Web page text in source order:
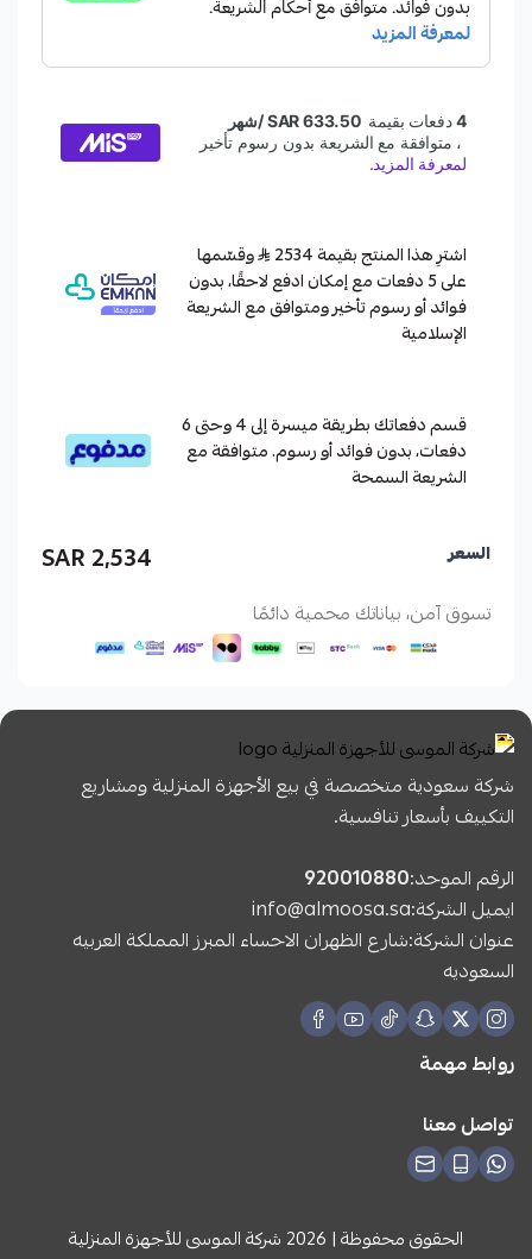
اشترِ هذا المنتج بقيمة 2534
وقسّمها
على 5 دفعات مع إمكان ادفع لاحقًا، بدون
فوائد أو رسوم تأخير ومتوافق مع الشريعة
الإسلامية
قسم دفعاتك بطريقة ميسرة إلى 4 وحتى 6
دفعات، بدون فوائد أو رسوم. متوافقة مع
الشريعة السمحة
السعر 2,534 SAR
تسوق آمن، بياناتك محمية دائمًا
شركة سعودية متخصصة في بيع الأجهزة المنزلية ومشاريع
التكييف بأسعار تنافسية.
الرقم الموحد:920010880
ايميل الشركة:info@almoosa.sa
عنوان الشركة:شارع الظهران الاحساء المبرز المملكة العربيه
السعوديه
روابط مهمة
تواصل معنا
الحقوق محفوظة | 2026 شركة الموسى للأجهزة المنزلية